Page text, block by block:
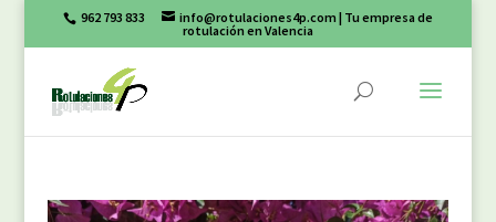
962 793 833 info@rotulaciones4p.com | Tu empresa de
rotulación en Valencia